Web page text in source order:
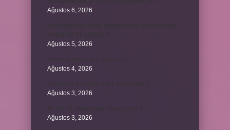
Ağustos 6, 2026
Ağustos 5, 2026
Ağustos 4, 2026
Ağustos 3, 2026
Ağustos 3, 2026